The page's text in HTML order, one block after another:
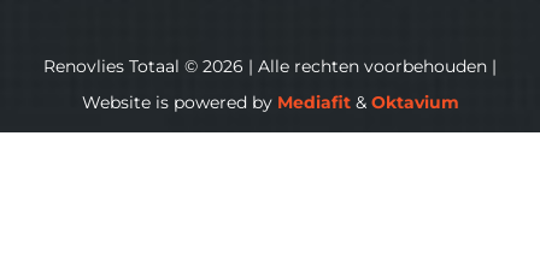
Renovlies Totaal © 2026 | Alle rechten voorbehouden |
Website is powered by Mediafit& Oktavium